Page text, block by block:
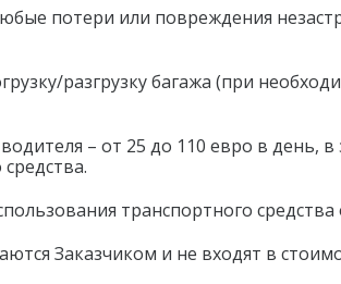
потери или повреждения
разгрузку багажа (при
– от 25 до 110 евро в день, в
транспортного средства
Заказчиком и не входят в